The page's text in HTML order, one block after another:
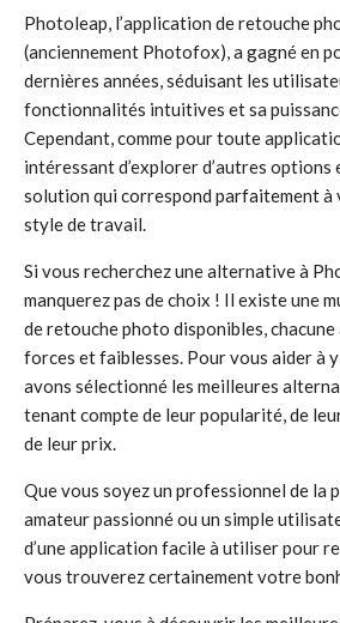
Photoleap, l’application de retouche
(anciennement Photofox), a gagné en
dernières années, séduisant les
fonctionnalités intuitives et sa
Cependant, comme pour toute
intéressant d’explorer d’autres
solution qui correspond parfaitement à
style de travail.
Si vous recherchez une alternative à
manquerez pas de choix ! Il existe une
de retouche photo disponibles, chacune
forces et faiblesses. Pour vous aider à
avons sélectionné les meilleures
tenant compte de leur popularité, de
de leur prix.
Que vous soyez un professionnel de la
amateur passionné ou un simple
d’une application facile à utiliser pour
vous trouverez certainement votre